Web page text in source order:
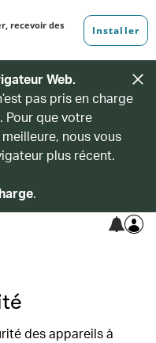
Web.
pas pris en charge
Pour que votre
nous vous
plus récent.
.
des appareils à